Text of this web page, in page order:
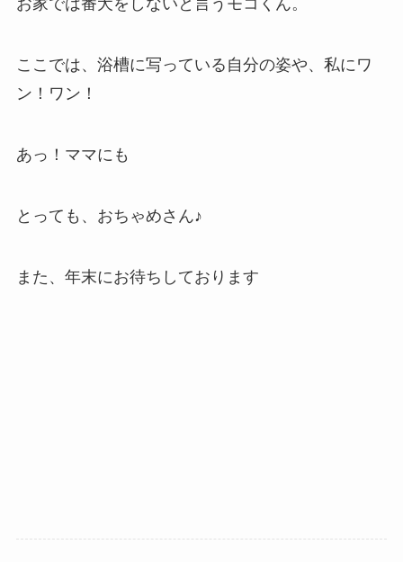
お家では番犬をしないと言うモコくん。
ここでは、浴槽に写っている自分の姿や、私にワ
ン！ワン！
あっ！ママにも
とっても、おちゃめさん♪
また、年末にお待ちしております